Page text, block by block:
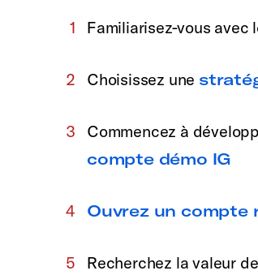
Familiarisez-vous avec
Choisissez une
Commencez à
compte démo IG
Ouvrez un compte
Recherchez la valeur